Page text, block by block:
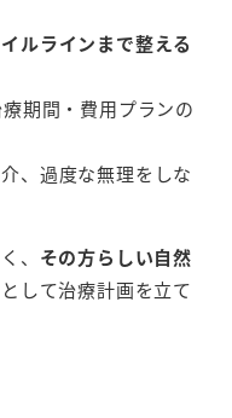
ルラインまで整える
期間・費用プランの
、過度な無理をしな
、 その方らしい自然
して治療計画を立て